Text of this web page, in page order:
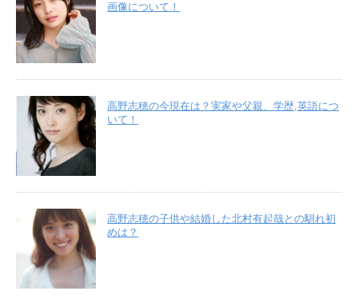
画像について！
高野志穂の今現在は？実家や父親、学歴,英語につ
いて！
高野志穂の子供や結婚した北村有起哉との馴れ初
めは？